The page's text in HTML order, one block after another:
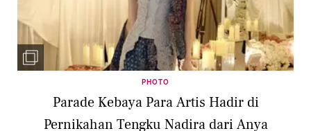
PHOTO
Parade Kebaya Para Artis Hadir di
Pernikahan Tengku Nadira dari Anya